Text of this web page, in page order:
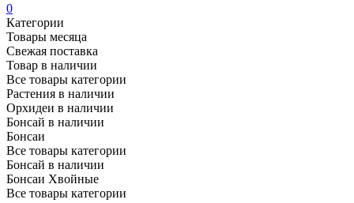
0
Категории
Товары месяца
Свежая поставка
Товар в наличии
Все товары категории
Растения в наличии
Орхидеи в наличии
Бонсай в наличии
Бонсаи
Все товары категории
Бонсай в наличии
Бонсаи Хвойные
Все товары категории